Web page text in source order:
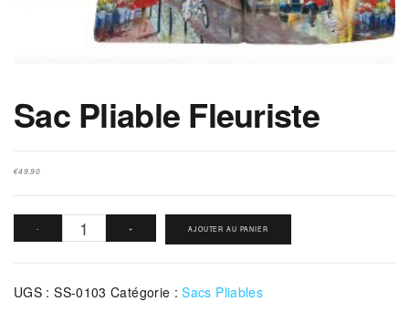
Sac Pliable Fleuriste
€49.90
-
quantité
Pliable
+ AJOUTER AU PANIER
UGS :SS-0103 Catégorie :Sacs Pliables